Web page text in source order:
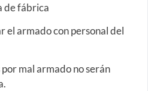
de fábrica
el armado con personal del
mal armado no serán